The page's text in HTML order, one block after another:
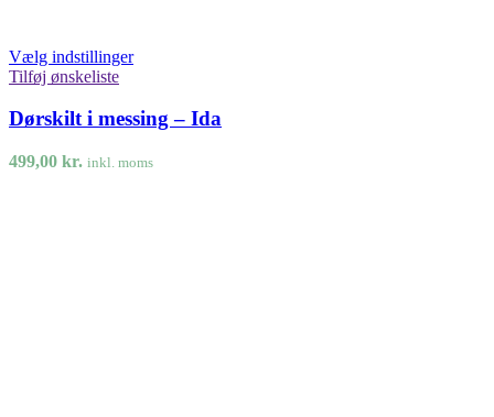
Vælg indstillinger
Tilføj ønskeliste
Dørskilt i messing – Ida
499,00 kr. inkl. moms